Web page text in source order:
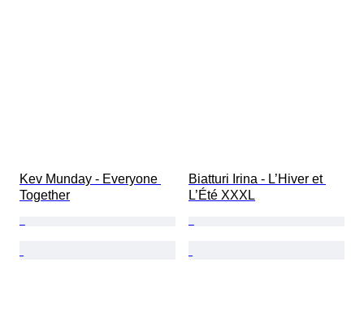
Kev Munday - Everyone
Together
Biatturi Irina - L’Hiver et
L’Été XXXL